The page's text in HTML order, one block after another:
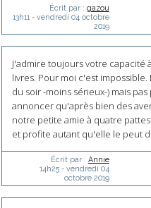
Écrit par : gazou
13h11 - vendredi 04 octobre
2019
J'admire toujours votre capacité
livres. Pour moi c'est
du soir -moins sérieux-) mais
annoncer qu'après bien des
notre petite amie à quatre
et profite autant qu'elle le peut
Écrit par : Annie
14h25- vendredi 04
octobre 2019